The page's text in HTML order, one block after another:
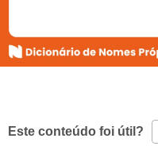
Este conteúdo foi útil?